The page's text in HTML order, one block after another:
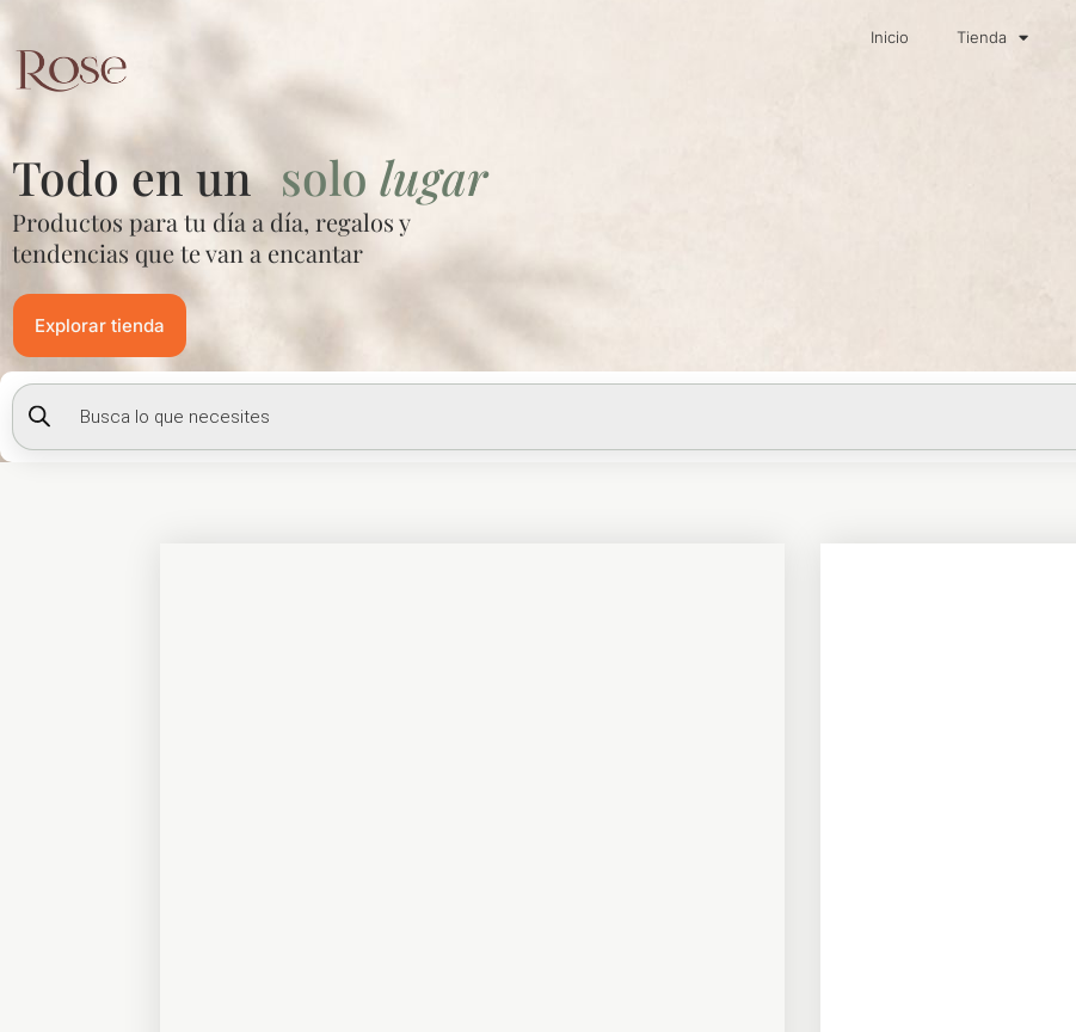
contenido
Inicio Tienda
Todo en un sololugar
Productos para tu día a día, regalos y
tendencias que te van a encantar
Explorar tienda
Búsqueda
de
productos